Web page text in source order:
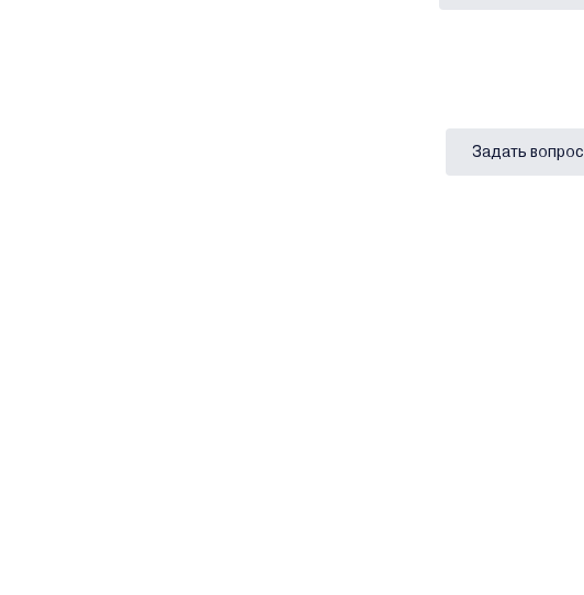
Задать вопрос